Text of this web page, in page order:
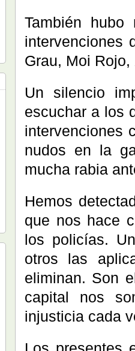
También
intervenciones
Grau, Moi
Un silencio
escuchar a los
intervenciones
nudos en la
mucha rabia
Hemos
que nos hace
los policías.
otros las
eliminan. Son
capital nos
injusticia cada